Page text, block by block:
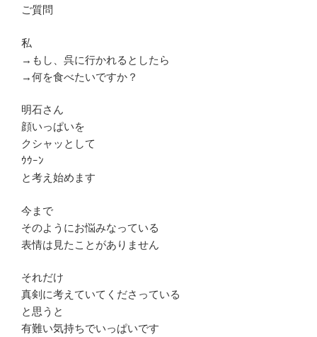
ご質問
私
→もし、呉に行かれるとしたら
→何を食べたいですか？
明石さん
顔いっぱいを
クシャッとして
ｳｳｰﾝ
と考え始めます
今まで
そのようにお悩みなっている
表情は見たことがありません
それだけ
真剣に考えていてくださっている
と思うと
有難い気持ちでいっぱいです